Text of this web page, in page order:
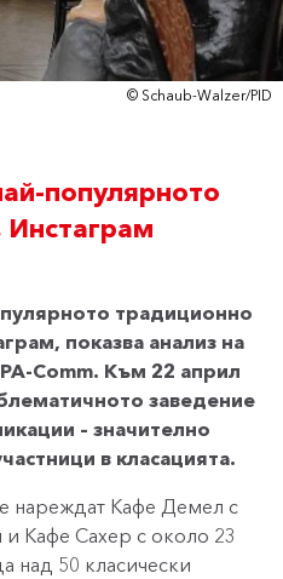
© Schaub-Walzer/PID
популярното
Инстаграм
традиционно
показва анализ на
Comm. Към 22 април
заведение
– значително
в класацията.
нареждат Кафе Демел с
Кафе Сахер с около 23
над 50 класически